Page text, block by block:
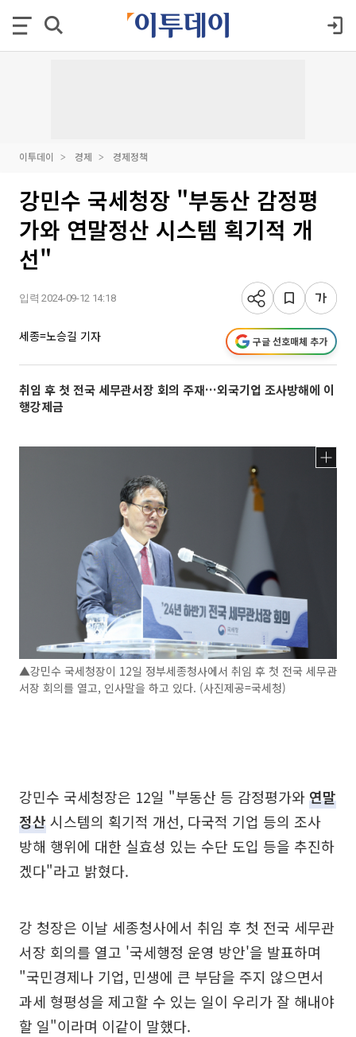
이투데이 경제 경제정책
강민수 국세청장 "부동산 감정평
가와 연말정산 시스템 획기적 개
선"
입력 2024-09-12 14:18
세종=노승길 기자 구글 선호매체 추가
취임 후 첫 전국 세무관서장 회의 주재…외국기업 조사방해에 이
행강제금
▲강민수 국세청장이 12일 정부세종청사에서 취임 후 첫 전국 세무관
서장 회의를 열고, 인사말을 하고 있다. (사진제공=국세청)
강민수 국세청장은 12일 "부동산 등 감정평가와연말
정산시스템의 획기적 개선, 다국적 기업 등의 조사
방해 행위에 대한 실효성 있는 수단 도입 등을 추진하
겠다"라고 밝혔다.
강 청장은 이날 세종청사에서 취임 후 첫 전국 세무관
서장 회의를 열고 '국세행정 운영 방안'을 발표하며
"국민경제나 기업, 민생에 큰 부담을 주지 않으면서
과세 형평성을 제고할 수 있는 일이 우리가 잘 해내야
할 일"이라며 이같이 말했다.